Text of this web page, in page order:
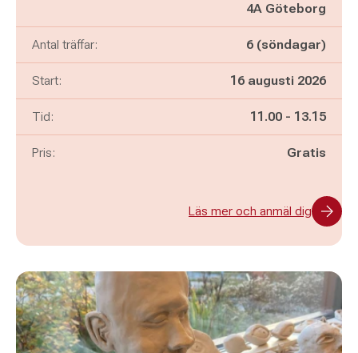
4A Göteborg
Antal träffar: 6 (söndagar)
Start: 16 augusti 2026
Tid: Pågår mellan
11.00 - och
13.15
Pris: Gratis
Läs mer och anmäl dig